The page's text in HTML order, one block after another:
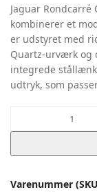
Jaguar
kombinerer et
er udstyret med
Quartz-urværk og
integrede
udtryk, som
RONDCARRE
Varenummer